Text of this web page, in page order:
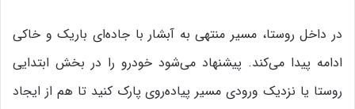
در داخل روستا، مسیر منتهی به آبشار با جاده‌ای باریک و خاکی
ادامه پیدا می‌کند. پیشنهاد می‌شود خودرو را در بخش ابتدایی
روستا یا نزدیک ورودی مسیر پیاده‌روی پارک کنید تا هم از ایجاد